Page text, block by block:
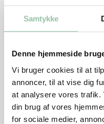
Samtykke
Denne hjemmeside
Vi bruger cookies til at
annoncer, til at vise dig
at analysere vores trafik.
din brug af vores
for sociale medier,
Salt
Tilbehør
500 g grøntsagsstave,
sukkerærter eller